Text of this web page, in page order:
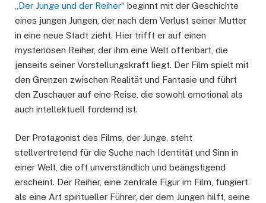
„Der Junge und der Reiher“ beginnt mit der Geschichte
eines jungen Jungen, der nach dem Verlust seiner Mutter
in eine neue Stadt zieht. Hier trifft er auf einen
mysteriösen Reiher, der ihm eine Welt offenbart, die
jenseits seiner Vorstellungskraft liegt. Der Film spielt mit
den Grenzen zwischen Realität und Fantasie und führt
den Zuschauer auf eine Reise, die sowohl emotional als
auch intellektuell fordernd ist.
Der Protagonist des Films, der Junge, steht
stellvertretend für die Suche nach Identität und Sinn in
einer Welt, die oft unverständlich und beängstigend
erscheint. Der Reiher, eine zentrale Figur im Film, fungiert
als eine Art spiritueller Führer, der dem Jungen hilft, seine